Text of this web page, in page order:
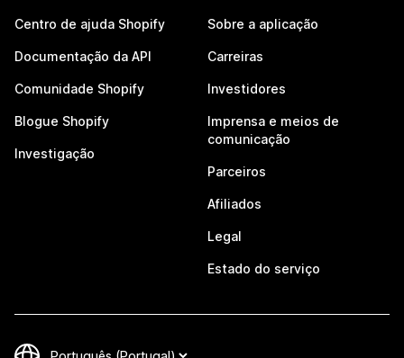
Centro de ajuda Shopify
Documentação da API
Comunidade Shopify
Blogue Shopify
Investigação
Sobre a aplicação
Carreiras
Investidores
Imprensa e meios de
comunicação
Parceiros
Afiliados
Legal
Estado do serviço